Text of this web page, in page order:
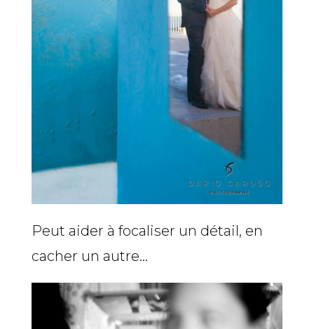
Peut aider à focaliser un détail, en
cacher un autre…